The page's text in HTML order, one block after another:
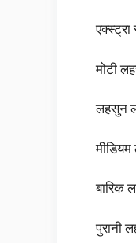
मोटी
लहसुन
बारिक
पुरानी